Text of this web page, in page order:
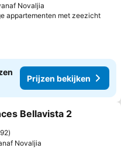
Novaljia
appartementen met zeezicht
Prijzen bekijken
aan favorieten
Bellavista 2
Novaljia